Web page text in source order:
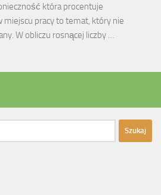
która procentuje
miejscu pracy to temat, który nie
W obliczu rosnącej liczby …